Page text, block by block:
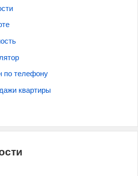
по телефону
квартиры